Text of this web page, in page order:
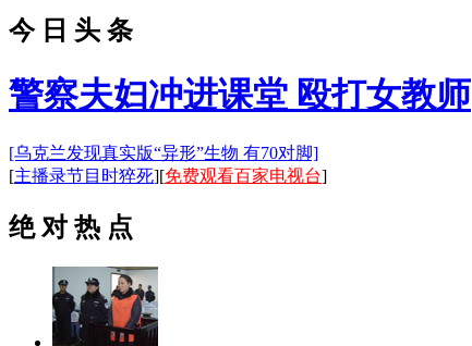
今 日 头 条
警察夫妇冲进课堂 殴打女教师
[乌克兰发现真实版“异形”生物 有70对脚]
[主播录节目时猝死][免费观看百家电视台]
绝 对 热 点